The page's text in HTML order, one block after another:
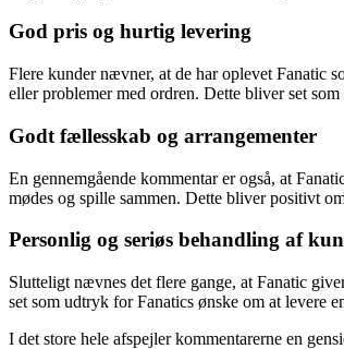
God pris og hurtig levering
Flere kunder nævner, at de har oplevet Fanatic
eller problemer med ordren. Dette bliver set
Godt fællesskab og arrangementer
En gennemgående kommentar er også, at
mødes og spille sammen. Dette bliver positivt
Personlig og seriøs behandling af
Slutteligt nævnes det flere gange, at Fanatic
set som udtryk for Fanatics ønske om at levere
I det store hele afspejler kommentarerne en